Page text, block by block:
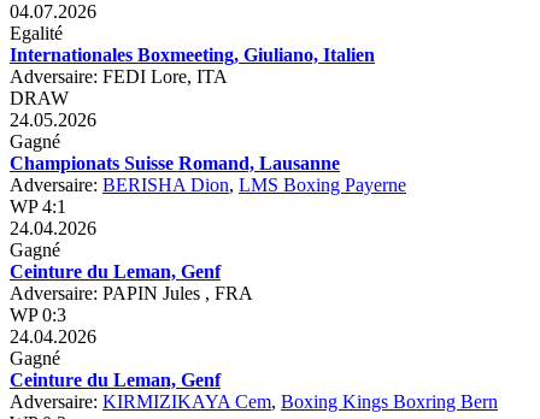
04.07.2026
Egalité
Internationales Boxmeeting, Giuliano, Italien
Adversaire: FEDI Lore, ITA
DRAW
24.05.2026
Gagné
Championats Suisse Romand, Lausanne
Adversaire: BERISHA Dion, LMS Boxing Payerne
WP 4:1
24.04.2026
Gagné
Ceinture du Leman, Genf
Adversaire: PAPIN Jules , FRA
WP 0:3
24.04.2026
Gagné
Ceinture du Leman, Genf
Adversaire: KIRMIZIKAYA Cem, Boxing Kings Boxring Bern